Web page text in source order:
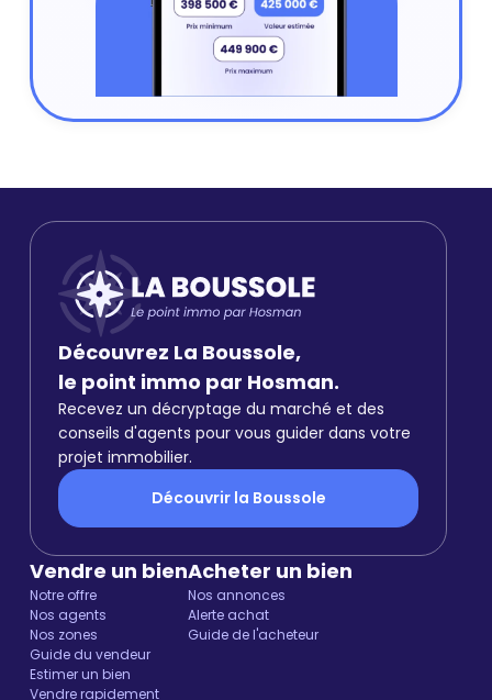
Découvrez La Boussole,
le point immo par Hosman.
Recevez un décryptage du marché et des
conseils d'agents pour vous guider dans votre
projet immobilier.
Découvrir la Boussole
Vendre un bien
Notre offre
Nos agents
Nos zones
Guide du vendeur
Estimer un bien
Vendre rapidement
Acheter un bien
Nos annonces
Alerte achat
Guide de l'acheteur